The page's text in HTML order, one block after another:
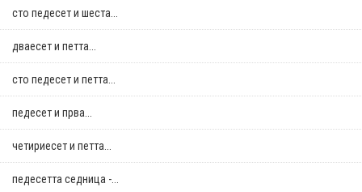
сто педесет и шеста...
дваесет и петта...
сто педесет и петта...
педесет и прва...
четириесет и петта...
педесетта седница -...